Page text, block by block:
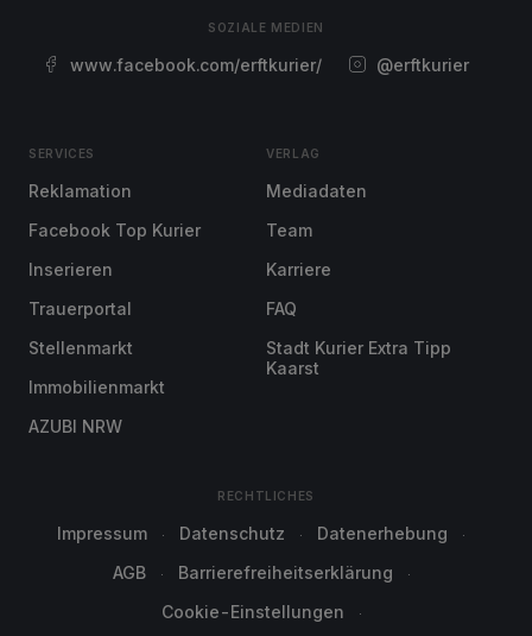
SOZIALE MEDIEN
www.facebook.com/erftkurier/ @erftkurier
SERVICES
Reklamation
Facebook Top Kurier
Inserieren
Trauerportal
Stellenmarkt
Immobilienmarkt
AZUBI NRW
VERLAG
Mediadaten
Team
Karriere
FAQ
Stadt Kurier Extra Tipp
Kaarst
RECHTLICHES
Impressum Datenschutz
Datenerhebung
AGB
Barrierefreiheitserklärung
Cookie-Einstellungen